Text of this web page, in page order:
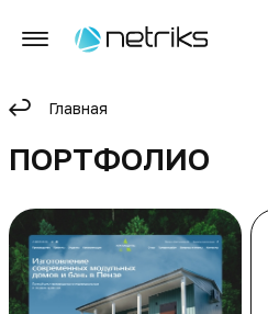
Главная
ПОРТФОЛИО